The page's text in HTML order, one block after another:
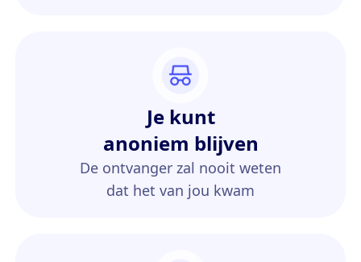
Je kunt
anoniem blijven
De ontvanger zal nooit weten
dat het van jou kwam